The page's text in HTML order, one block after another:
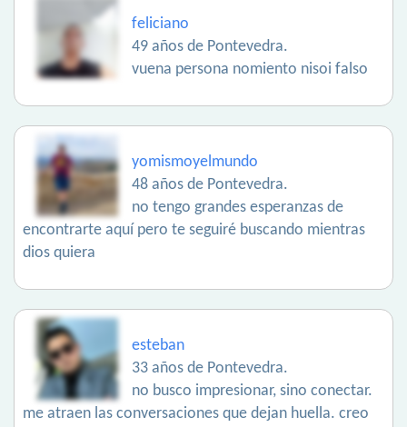
feliciano
49 años de Pontevedra.
vuena persona nomiento nisoi falso
yomismoyelmundo
48 años de Pontevedra.
no tengo grandes esperanzas de
encontrarte aquí pero te seguiré buscando mientras
dios quiera
esteban
33 años de Pontevedra.
no busco impresionar, sino conectar.
me atraen las conversaciones que dejan huella. creo